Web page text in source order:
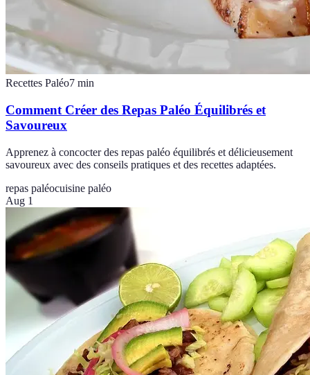
Recettes Paléo7 min
Comment Créer des Repas Paléo Équilibrés et
Savoureux
Apprenez à concocter des repas paléo équilibrés et délicieusement
savoureux avec des conseils pratiques et des recettes adaptées.
repas paléocuisine paléo
Aug 1